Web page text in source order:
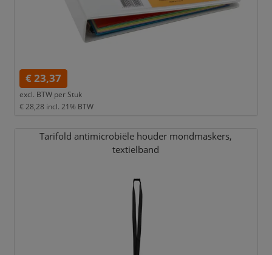
€ 23,37
excl. BTW per Stuk
€ 28,28 incl. 21% BTW
Tarifold antimicrobiële houder mondmaskers,
textielband